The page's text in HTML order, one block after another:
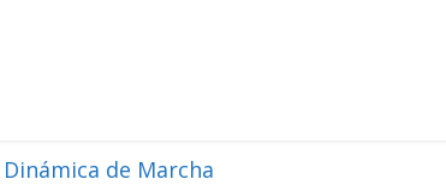
de Marcha